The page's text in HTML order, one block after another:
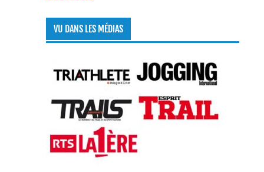
VU DANS LES MÉDIAS